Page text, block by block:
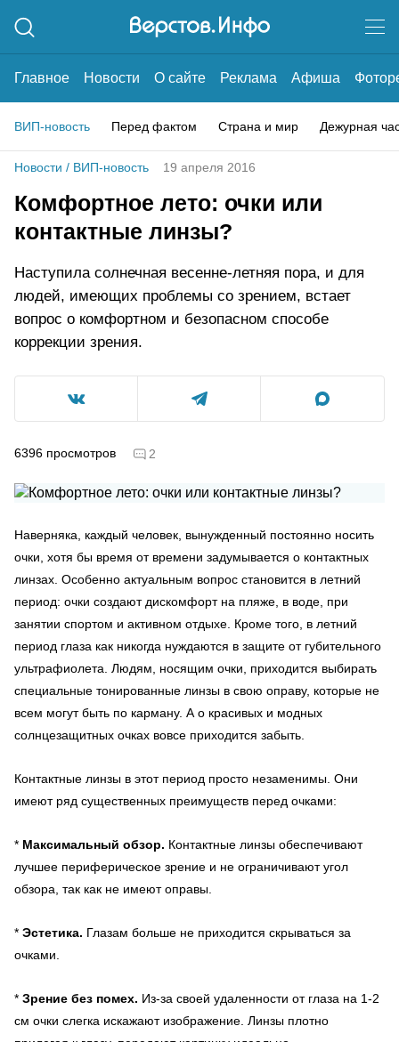
Главное Новости О сайте Реклама Афиша
ВИП-новость Перед фактом Страна и мир Дежурная
Новости / ВИП-новость 19 апреля 2016
Комфортное лето: очки или
контактные линзы?
Наступила солнечная весенне-летняя пора, и для
людей, имеющих проблемы со зрением, встает
вопрос о комфортном и безопасном способе
коррекции зрения.
6396 просмотров 2
Наверняка, каждый человек, вынужденный постоянно носить
очки, хотя бы время от времени задумывается о контактных
линзах. Особенно актуальным вопрос становится в летний
период: очки создают дискомфорт на пляже, в воде, при
занятии спортом и активном отдыхе. Кроме того, в летний
период глаза как никогда нуждаются в защите от губительного
ультрафиолета. Людям, носящим очки, приходится выбирать
специальные тонированные линзы в свою оправу, которые не
всем могут быть по карману. А о красивых и модных
солнцезащитных очках вовсе приходится забыть.
Контактные линзы в этот период просто незаменимы. Они
имеют ряд существенных преимуществ перед очками:
* Максимальный обзор. Контактные линзы обеспечивают
лучшее периферическое зрение и не ограничивают угол
обзора, так как не имеют оправы.
* Эстетика. Глазам больше не приходится скрываться за
очками.
* Зрение без помех. Из-за своей удаленности от глаза на 1-2
см очки слегка искажают изображение. Линзы плотно